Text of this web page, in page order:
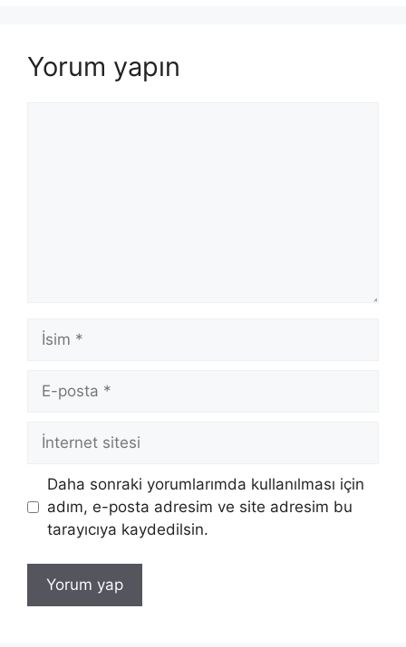
Yorum yapın
İsim
posta
İnternet
sitesi
Daha sonraki yorumlarımda kullanılması için
adım, e-posta adresim ve site adresim bu
tarayıcıya kaydedilsin.